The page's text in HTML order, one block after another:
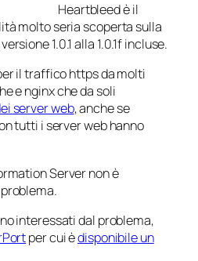
Heartbleed è il
molto seria scoperta sulla
1.0.1 alla 1.0.1f incluse.
il traffico https da molti
e nginx che da soli
server web, anche se
tutti i server web hanno
Server non è
interessati dal problema,
per cui èdisponibile un